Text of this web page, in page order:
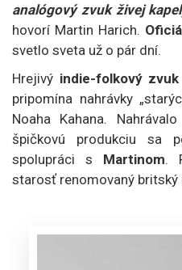
analógový zvuk živej
hovorí Martin Harich.
svetlo sveta už o pár dní.
Hrejivý indie-folkový zvuk
pripomína nahrávky
Noaha Kahana.
špičkovú produkciu sa
spolupráci s Martinom.
starosť renomovaný britský